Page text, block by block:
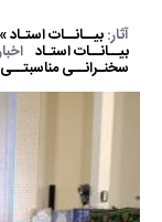
آثار:بیــانــات
بیــانــات استـاد
سخنـرانــی مناسبتــی